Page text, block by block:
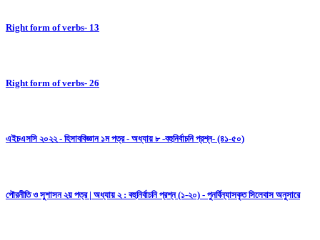
Right form of verbs- 13
Right form of verbs- 26
এইচএসসি ২০২২ - হিসাববিজ্ঞান ১ম পত্র - অধ্যায় ৮ -বহুনির্বাচনি প্রশ্ন- (৪১-৫০)
পৌরনীতি ও সুশাসন ২য় পত্র | অধ্যায় ২ : বহুনির্বাচনি প্রশ্ন (১-২০) - পুনর্বিন্যাসকৃত সিলেবাস অনুসারে